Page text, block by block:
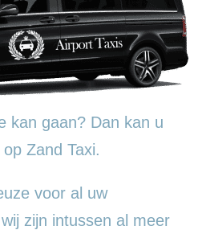
kan gaan? Dan kan u
Zand Taxi.
voor al uw
zijn intussen al meer